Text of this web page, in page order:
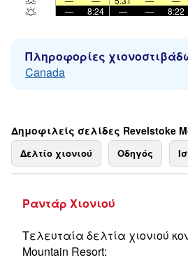
—
8:24 — — 8:22
Πληροφορίες
Canada
Δημοφιλείς σελίδες Revelstoke
Δελτίο χιονιού Οδηγός
Ραντάρ Χιονιού
Τελευταία δελτία χιονιού
Mountain Resort: